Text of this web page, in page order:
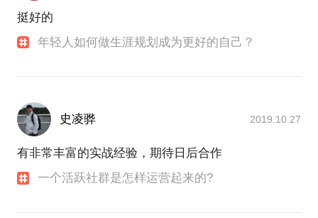
挺好的
年轻人如何做生涯规划成为更好的自己？
史凌骅 2019.10.27
有非常丰富的实战经验，期待日后合作
一个活跃社群是怎样运营起来的?